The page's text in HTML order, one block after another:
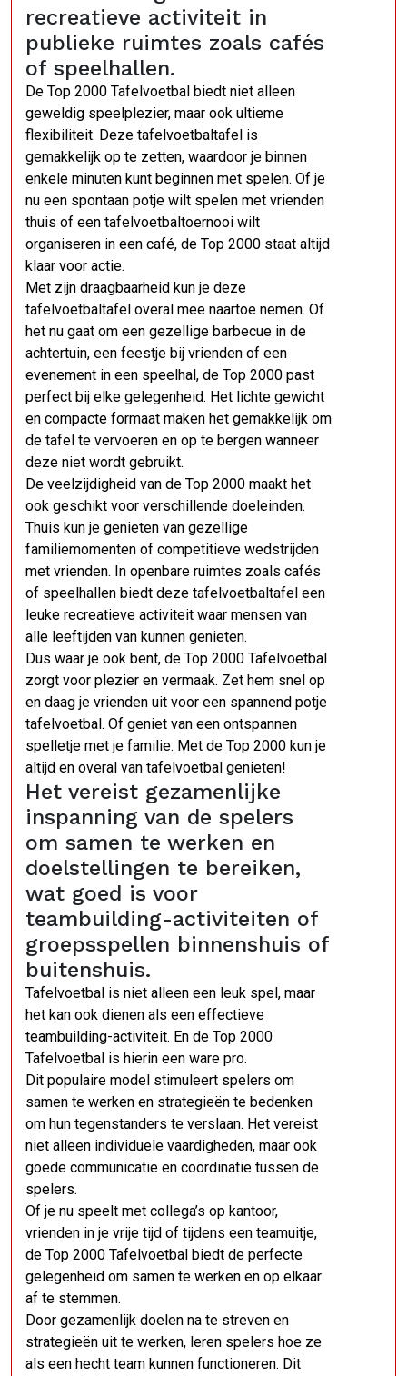
recreatieve activiteit in
publieke ruimtes zoals cafés
of speelhallen.
De Top 2000 Tafelvoetbal biedt niet alleen
geweldig speelplezier, maar ook ultieme
flexibiliteit. Deze tafelvoetbaltafel is
gemakkelijk op te zetten, waardoor je binnen
enkele minuten kunt beginnen met spelen. Of je
nu een spontaan potje wilt spelen met vrienden
thuis of een tafelvoetbaltoernooi wilt
organiseren in een café, de Top 2000 staat altijd
klaar voor actie.
Met zijn draagbaarheid kun je deze
tafelvoetbaltafel overal mee naartoe nemen. Of
het nu gaat om een gezellige barbecue in de
achtertuin, een feestje bij vrienden of een
evenement in een speelhal, de Top 2000 past
perfect bij elke gelegenheid. Het lichte gewicht
en compacte formaat maken het gemakkelijk om
de tafel te vervoeren en op te bergen wanneer
deze niet wordt gebruikt.
De veelzijdigheid van de Top 2000 maakt het
ook geschikt voor verschillende doeleinden.
Thuis kun je genieten van gezellige
familiemomenten of competitieve wedstrijden
met vrienden. In openbare ruimtes zoals cafés
of speelhallen biedt deze tafelvoetbaltafel een
leuke recreatieve activiteit waar mensen van
alle leeftijden van kunnen genieten.
Dus waar je ook bent, de Top 2000 Tafelvoetbal
zorgt voor plezier en vermaak. Zet hem snel op
en daag je vrienden uit voor een spannend potje
tafelvoetbal. Of geniet van een ontspannen
spelletje met je familie. Met de Top 2000 kun je
altijd en overal van tafelvoetbal genieten!
Het vereist gezamenlijke
inspanning van de spelers
om samen te werken en
doelstellingen te bereiken,
wat goed is voor
teambuilding-activiteiten of
groepsspellen binnenshuis of
buitenshuis.
Tafelvoetbal is niet alleen een leuk spel, maar
het kan ook dienen als een effectieve
teambuilding-activiteit. En de Top 2000
Tafelvoetbal is hierin een ware pro.
Dit populaire model stimuleert spelers om
samen te werken en strategieën te bedenken
om hun tegenstanders te verslaan. Het vereist
niet alleen individuele vaardigheden, maar ook
goede communicatie en coördinatie tussen de
spelers.
Of je nu speelt met collega’s op kantoor,
vrienden in je vrije tijd of tijdens een teamuitje,
de Top 2000 Tafelvoetbal biedt de perfecte
gelegenheid om samen te werken en op elkaar
af te stemmen.
Door gezamenlijk doelen na te streven en
strategieën uit te werken, leren spelers hoe ze
als een hecht team kunnen functioneren. Dit